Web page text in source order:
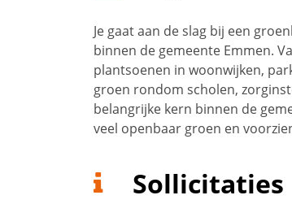
Je gaat aan de slag bij een
binnen de gemeente Emmen.
plantsoenen in woonwijken,
groen rondom scholen,
belangrijke kern binnen de
veel openbaar groen en
Sollicitaties